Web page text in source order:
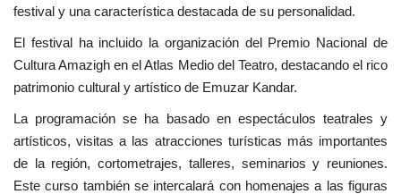
festival y una característica destacada de su personalidad.
El festival ha incluido la organización del Premio Nacional de
Cultura Amazigh en el Atlas Medio del Teatro, destacando el rico
patrimonio cultural y artístico de Emuzar Kandar.
La programación se ha basado en espectáculos teatrales y
artísticos, visitas a las atracciones turísticas más importantes
de la región, cortometrajes, talleres, seminarios y reuniones.
Este curso también se intercalará con homenajes a las figuras